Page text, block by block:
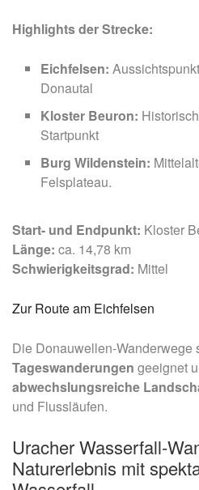
Highlights der Strecke:
Eichfelsen:
Donautal
Kloster Beuron:
Startpunkt
Burg Wildenstein:
Felsplateau.
Start- und Endpunkt: Kloster
Länge: ca. 14,78 km
Schwierigkeitsgrad: Mittel
Zur Route am Eichfelsen
Die Donauwellen-Wanderwege
Tageswanderungen geeignet
abwechslungsreiche
und Flussläufen.
Uracher Wasserfall-
Naturerlebnis mit